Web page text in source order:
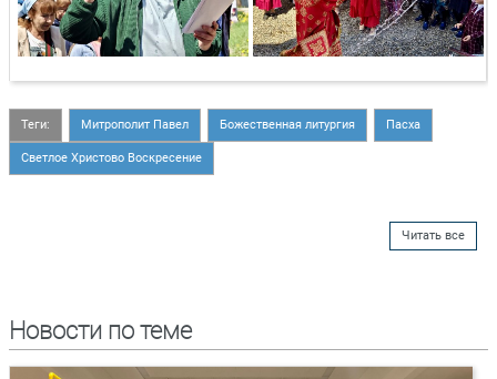
Теги: Митрополит Павел Божественная литургия Пасха
Светлое Христово Воскресение
Читать все
Новости по теме